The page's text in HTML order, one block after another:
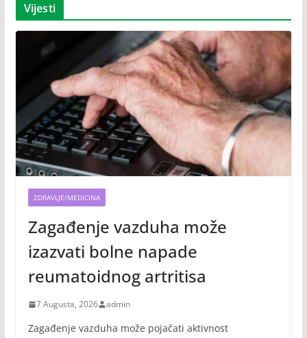
Vijesti
ZDRAVLJE/MEDICINA
Zagađenje vazduha može
izazvati bolne napade
reumatoidnog artritisa
7 Augusta, 2026 admin
Zagađenje vazduha može pojačati aktivnost